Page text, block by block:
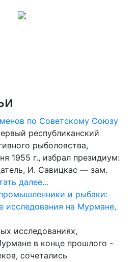
по Советскому Союзу
республиканский
рыболовства,
1955 г., избрал президиум:
И. Савицкас — зам.
далее...
и рыбаки:
исследования на Мурмане,
исследованиях,
в конце прошлого -
сочетались